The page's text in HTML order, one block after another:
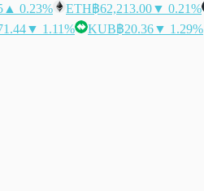
▲ 0.23% ETH฿62,213.00▼ 0.21%
▼ 1.11% KUB฿20.36▼ 1.29%